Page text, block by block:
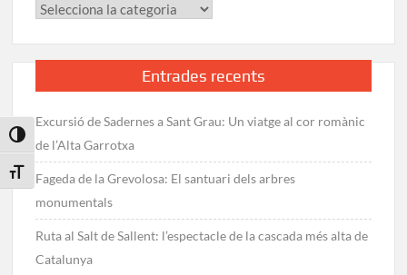
Toggle High Contrast
Toggle Font size
Categories
Entrades recents
Excursió de Sadernes a Sant Grau: Un viatge al cor romànic
de l’Alta Garrotxa
Fageda de la Grevolosa: El santuari dels arbres
monumentals
Ruta al Salt de Sallent: l’espectacle de la cascada més alta de
Catalunya